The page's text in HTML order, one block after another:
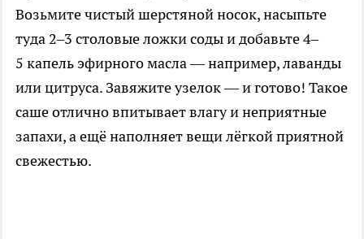
Возьмите чистый шерстяной носок, насыпьте
туда 2–3 столовые ложки соды и добавьте 4–
5 капель эфирного масла — например, лаванды
или цитруса. Завяжите узелок — и готово! Такое
саше отлично впитывает влагу и неприятные
запахи, а ещё наполняет вещи лёгкой приятной
свежестью.